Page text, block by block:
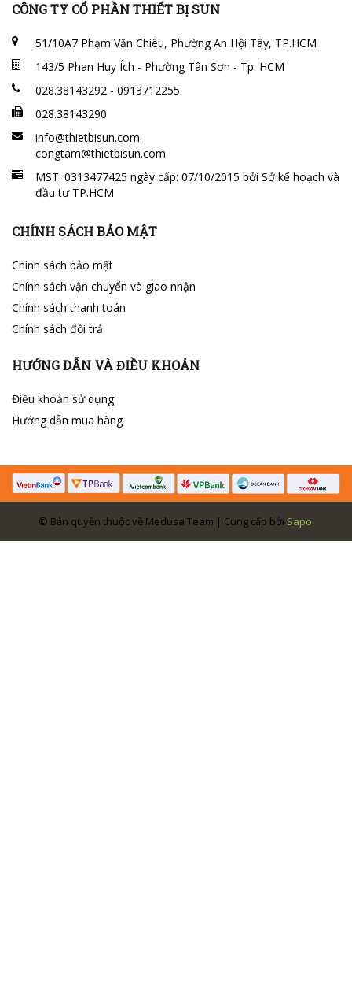
CÔNG TY CỔ PHẦN THIẾT BỊ SUN
51/10A7 Phạm Văn Chiêu, Phường An Hội Tây, TP.HCM
143/5 Phan Huy Ích - Phường Tân Sơn - Tp. HCM
028.38143292 - 0913712255
028.38143290
info@thietbisun.com
congtam@thietbisun.com
MST: 0313477425 ngày cấp: 07/10/2015 bởi Sở kế hoạch và
đầu tư TP.HCM
CHÍNH SÁCH BẢO MẬT
Chính sách bảo mật
Chính sách vận chuyển và giao nhận
Chính sách thanh toán
Chính sách đổi trả
HƯỚNG DẪN VÀ ĐIỀU KHOẢN
Điều khoản sử dụng
Hướng dẫn mua hàng
© Bản quyền thuộc về Medusa Team | Cung cấp bởi Sapo.